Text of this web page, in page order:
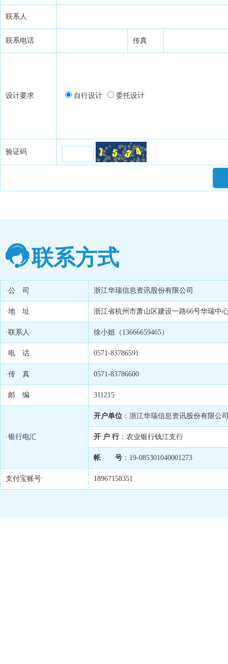
联系人
联系电话 传真
设计要求 自行设计 委托设计
验证码
联系方式
·公 司 浙江华瑞信息资讯股份有限公司
·地 址 浙江省杭州市萧山区建设一路66号华瑞中
·联系人 徐小姐（13666659465）
·电 话 0571-83786591
·传 真 0571-83786600
·邮 编 311215
·银行电汇
开户单位 ：浙江华瑞信息资讯股份有限公
开 户 行：农业银行钱江支行
帐 号 ：19-085301040001273
支付宝账号 18967158351